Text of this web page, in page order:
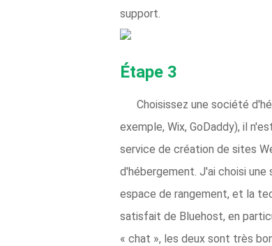
support.
Étape 3
Choisissez une société
exemple, Wix, GoDaddy), il
service de création de sites
d'hébergement. J'ai choisi
espace de rangement, et la
satisfait de Bluehost, en
« chat », les deux sont très